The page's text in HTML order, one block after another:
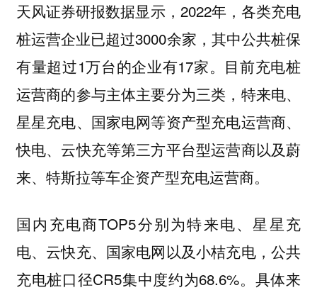
天风证券研报数据显示，2022年，各类充电
桩运营企业已超过3000余家，其中公共桩保
有量超过1万台的企业有17家。目前充电桩
运营商的参与主体主要分为三类，特来电、
星星充电、国家电网等资产型充电运营商、
快电、云快充等第三方平台型运营商以及蔚
来、特斯拉等车企资产型充电运营商。
国内充电商TOP5分别为特来电、星星充
电、云快充、国家电网以及小桔充电，公共
充电桩口径CR5集中度约为68.6%。具体来